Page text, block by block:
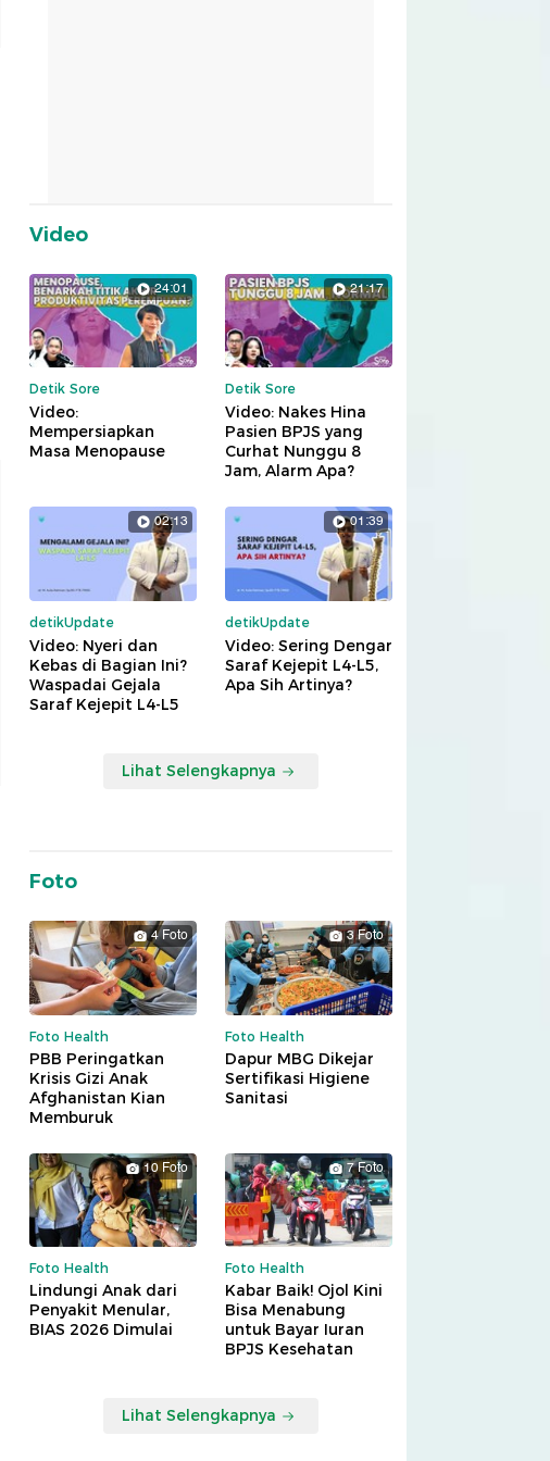
Video
24:01
Detik Sore
Video:
Mempersiapkan
Masa Menopause
21:17
Detik Sore
Video: Nakes Hina
Pasien BPJS yang
Curhat Nunggu 8
Jam, Alarm Apa?
02:13
detikUpdate
Video: Nyeri dan
Kebas di Bagian Ini?
Waspadai Gejala
Saraf Kejepit L4-L5
01:39
detikUpdate
Video: Sering Dengar
Saraf Kejepit L4-L5,
Apa Sih Artinya?
Lihat Selengkapnya
Foto
4 Foto
Foto Health
PBB Peringatkan
Krisis Gizi Anak
Afghanistan Kian
Memburuk
3 Foto
Foto Health
Dapur MBG Dikejar
Sertifikasi Higiene
Sanitasi
10 Foto
Foto Health
Lindungi Anak dari
Penyakit Menular,
BIAS 2026 Dimulai
7 Foto
Foto Health
Kabar Baik! Ojol Kini
Bisa Menabung
untuk Bayar Iuran
BPJS Kesehatan
Lihat Selengkapnya